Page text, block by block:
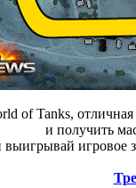
of Tanks,
и получить
выигрывай игровое